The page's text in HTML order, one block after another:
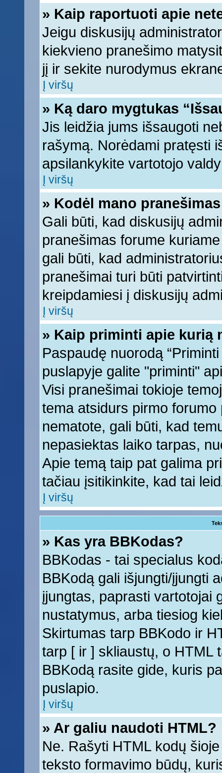
» Kaip raportuoti apie
Jeigu diskusijų
kiekvieno pranešimo
jį ir sekite nurodymus
Į viršų
» Ką daro mygtukas
Jis leidžia jums išsaugoti
rašymą. Norėdami pratęsti
apsilankykite vartotojo
Į viršų
» Kodėl mano
Gali būti, kad diskusijų
pranešimas forume
gali būti, kad
pranešimai turi būti
kreipdamiesi į diskusijų
Į viršų
» Kaip priminti apie kurią
Paspaudę nuorodą
puslapyje galite "priminti"
Visi pranešimai tokioje
tema atsidurs pirmo
nematote, gali būti, kad
nepasiektas laiko tarpas,
Apie temą taip pat galima
tačiau įsitikinkite, kad tai
Į viršų
» Kas yra BBKodas?
BBKodas - tai specialus
BBKodą gali išjungti/įjungti
įjungtas, paprasti vartotojai
nustatymus, arba tiesiog
Skirtumas tarp BBKodo ir
tarp [ ir ] skliaustų, o HTML
BBKodą rasite gide, kuris
puslapio.
Į viršų
» Ar galiu naudoti HTML?
Ne. Rašyti HTML kodų
teksto formavimo būdų,